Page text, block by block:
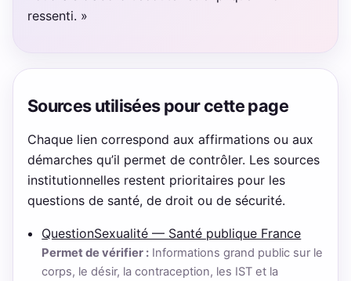
ressenti. »
Sources utilisées pour cette page
Chaque lien correspond aux affirmations ou aux
démarches qu’il permet de contrôler. Les sources
institutionnelles restent prioritaires pour les
questions de santé, de droit ou de sécurité.
QuestionSexualité — Santé publique France
Permet de vérifier : Informations grand public sur le
corps, le désir, la contraception, les IST et la